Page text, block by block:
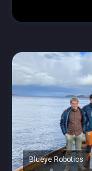
Blueye Robotics